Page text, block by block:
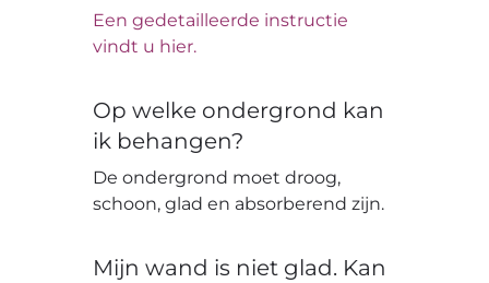
Een gedetailleerde instructie
vindt u hier.
Op welke ondergrond kan
ik behangen?
De ondergrond moet droog,
schoon, glad en absorberend zijn.
Mijn wand is niet glad. Kan